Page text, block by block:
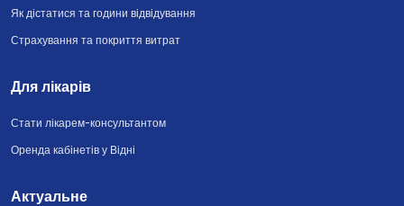
Як дістатися та години відвідування
Страхування та покриття витрат
Для лікарів
Стати лікарем-консультантом
Оренда кабінетів у Відні
Актуальне